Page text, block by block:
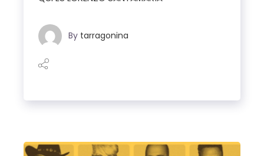
By tarragonina